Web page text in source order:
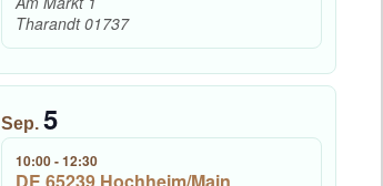
Tharandt01737
Sep. 5
10:00-12:30
DE 65239 Hochheim/Main